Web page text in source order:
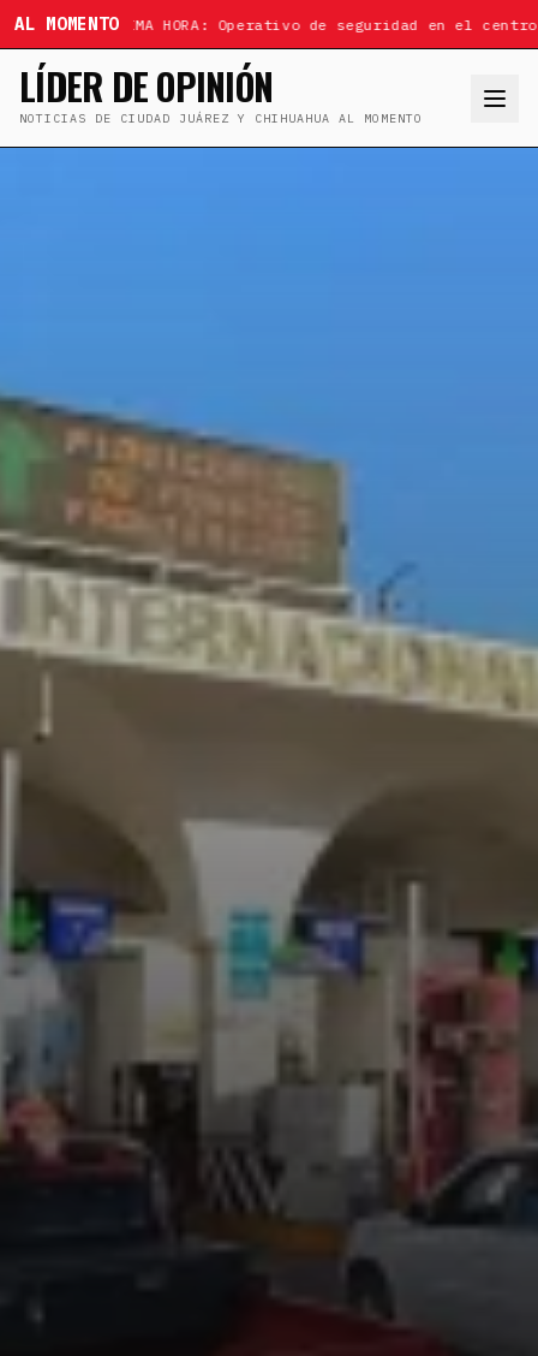
AL MOMENTOÚLTIMA HORA: Operativo de seguridad en el
LÍDER DE OPINIÓN
NOTICIAS DE CIUDAD JUÁREZ Y CHIHUAHUA AL MOMENTO